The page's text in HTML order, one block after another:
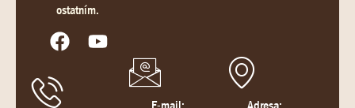
ostatním.